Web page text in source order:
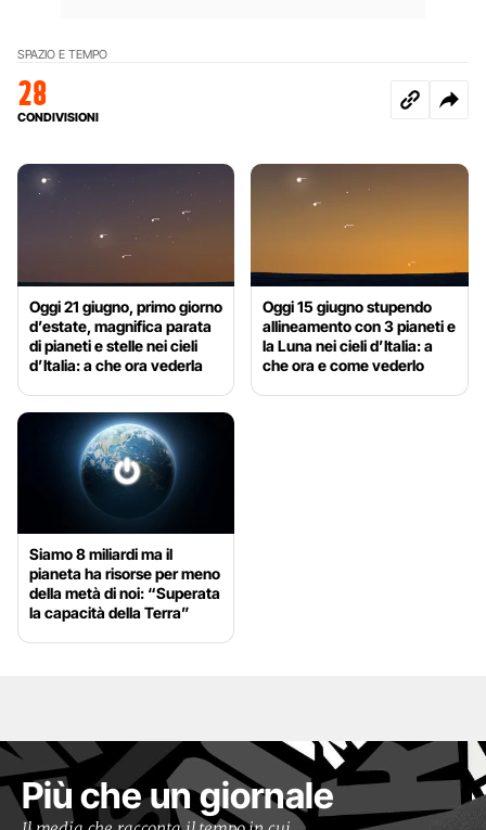
SPAZIO E TEMPO
28
CONDIVISIONI
Oggi 21 giugno, primo giorno
d’estate, magnifica parata
di pianeti e stelle nei cieli
d’Italia: a che ora vederla
Oggi 15 giugno stupendo
allineamento con 3 pianeti e
la Luna nei cieli d’Italia: a
che ora e come vederlo
Siamo 8 miliardi ma il
pianeta ha risorse per meno
della metà di noi: “Superata
la capacità della Terra”
Più che un giornale